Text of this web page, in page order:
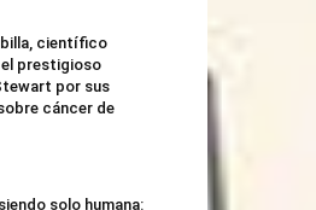
científico
el prestigioso
por sus
cáncer de
solo humana: